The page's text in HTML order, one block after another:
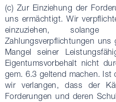
(c) Zur Einziehung der
uns ermächtigt. Wir
einzuziehen,
Zahlungsverpflichtungen uns
Mangel seiner
Eigentumsvorbehalt nicht
gem. 6.3 geltend machen. Ist
wir verlangen, dass der
Forderungen und deren